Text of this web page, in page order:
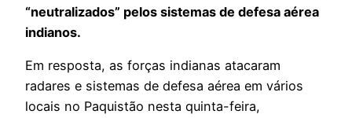
“neutralizados” pelos sistemas de defesa aérea
indianos.
Em resposta, as forças indianas atacaram
radares e sistemas de defesa aérea em vários
locais no Paquistão nesta quinta-feira,